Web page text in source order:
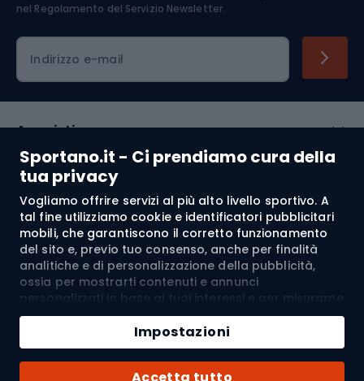
Sportano.it - Ci prendiamo cura della
tua privacy
Vogliamo offrire servizi al più alto livello sportivo. A
tal fine utilizziamo cookie e identificatori pubblicitari
mobili, che garantiscono il corretto funzionamento
del sito e, previo tuo consenso, anche per finalità
analitiche e di personalizzazione della pubblicità,
ossia per mostrarti contenuti e annunci
personalizzati in base ai tuoi interessi e per misurarne
l’efficacia. I cookie e gli identificatori pubblicitari
mobili possono essere utilizzati sia per attività
pubblicitarie personalizzate sia non personalizzate, a
seconda dei consensi da te espressi. Se clicchi su
Impostazioni
Quantità
Aggiungi al carrello
Acquista con
nel Regolamento del Servizio Newsletter.
Indirizzo e-mail
Acquisti
Servizio clienti
Regolamento
Chi siamo
© 2026 Sportano